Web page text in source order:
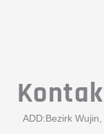
ADD:Bezirk